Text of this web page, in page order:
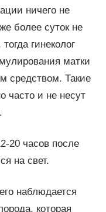
ничего не
более суток не
гинеколог
матки
средством. Такие
часто и не несут
20 часов после
на свет.
наблюдается
которая